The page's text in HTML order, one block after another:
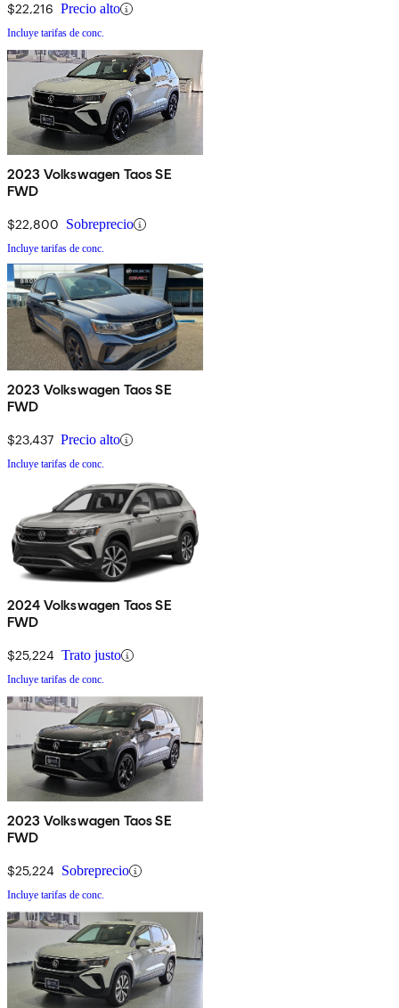
$22,216 Precio alto
Incluye tarifas de conc.
2023 Volkswagen Taos SE
FWD
$22,800 Sobreprecio
Incluye tarifas de conc.
2023 Volkswagen Taos SE
FWD
$23,437 Precio alto
Incluye tarifas de conc.
2024 Volkswagen Taos SE
FWD
$25,224 Trato justo
Incluye tarifas de conc.
2023 Volkswagen Taos SE
FWD
$25,224 Sobreprecio
Incluye tarifas de conc.